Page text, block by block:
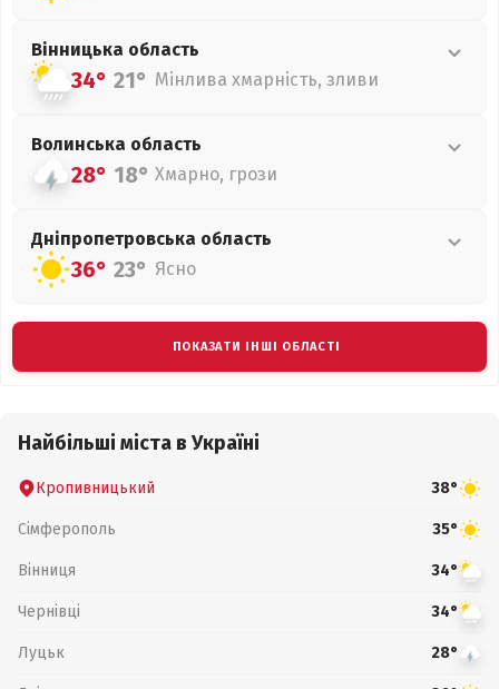
Вінницька область
34° 21° Мінлива хмарність, зливи
Волинська область
28° 18° Хмарно, грози
Дніпропетровська область
36° 23° Ясно
ПОКАЗАТИ ІНШІ ОБЛАСТІ
Найбільші міста в Україні
Кропивницький 38°
Сімферополь 35°
Вінниця 34°
Чернівці 34°
Луцьк 28°